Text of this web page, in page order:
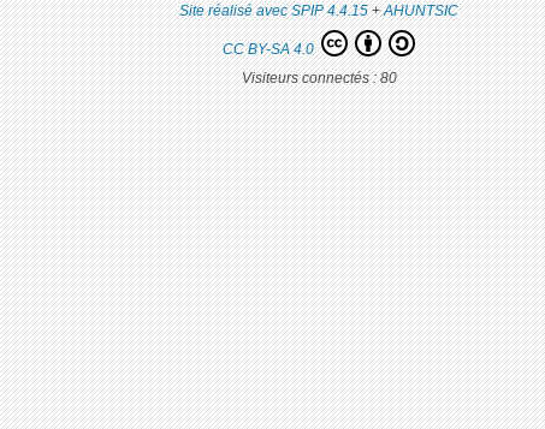
Site réalisé avec SPIP 4.4.15+AHUNTSIC
CC BY-SA 4.0
Visiteurs connectés :80